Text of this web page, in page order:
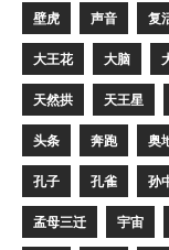
壁虎 声音 复
大王花 大脑
天然拱 天王星
头条 奔跑 奥
孔子 孔雀 孙
孟母三迁 宇宙